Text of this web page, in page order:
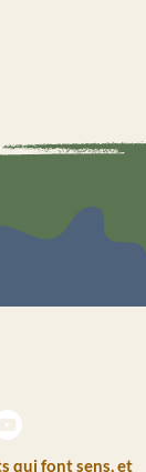
qui font sens, et